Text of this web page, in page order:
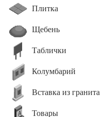
Плитка
Щебень
Таблички
Колумбарий
Вставка из гранита
Товары